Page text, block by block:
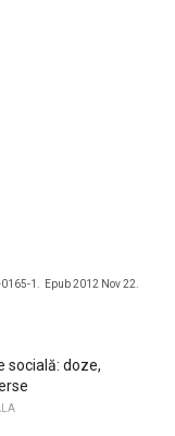
1. Epub 2012 Nov 22.
socială: doze,